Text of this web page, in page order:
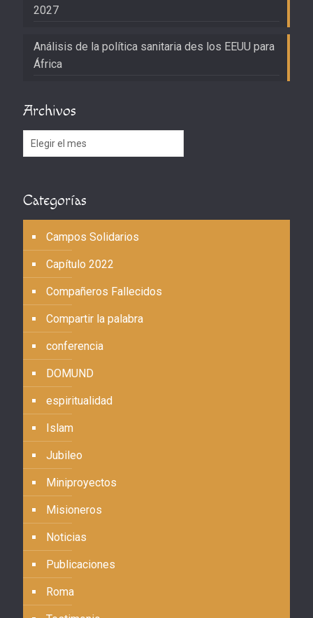
2027
Análisis de la política sanitaria des los EEUU para
África
Archivos
Archivos
Categorías
Campos Solidarios
Capítulo 2022
Compañeros Fallecidos
Compartir la palabra
conferencia
DOMUND
espiritualidad
Islam
Jubileo
Miniproyectos
Misioneros
Noticias
Publicaciones
Roma